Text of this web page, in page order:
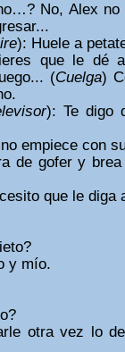
No, Alex no
): Huele a
que le dé
(Cuelga)
): Te digo
empiece con
de gofer y
que le diga
y mío.
otra vez lo